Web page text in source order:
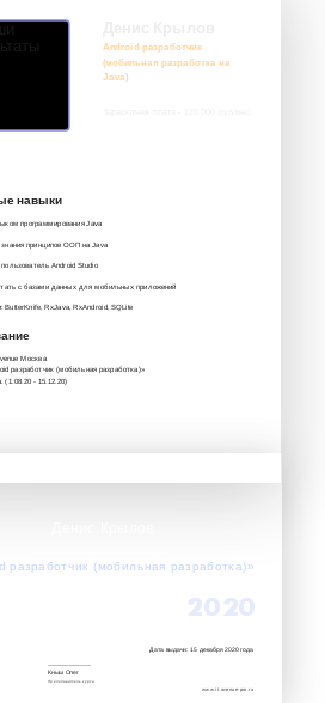
Android разработчик
(мобильная разработка на
Java)
навыки
программирования Java
принципов ООП на Java
Android Studio
с базами данных для мобильных приложений
ButterKnife, RxJava, RxAndroid, SQLite
Москва
разработчик (мобильная разработка)»‎
(1.08.20 - 15.12.20)
разработчик (мобильная разработка)»‎
2020
Дата выдачи: 15 декабря 2020 года
www.it.avenue-pro.ru
Кныш Олег
Преподаватель курса